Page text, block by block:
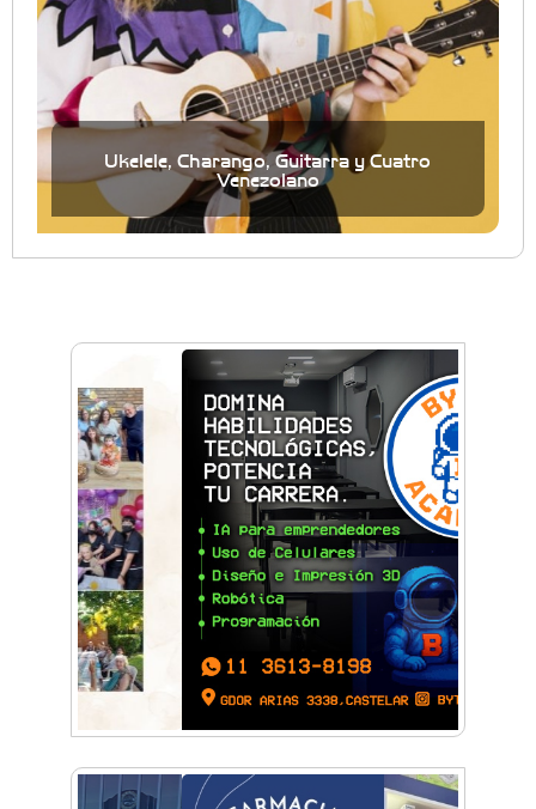
Ukelele, Charango, Guitarra y Cuatro
Venezolano